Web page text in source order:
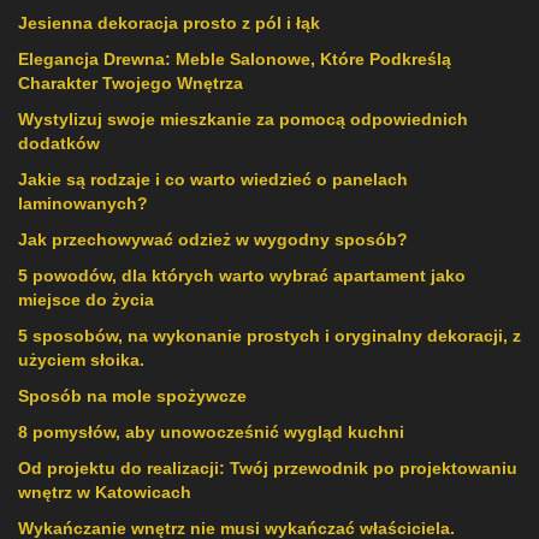
Jesienna dekoracja prosto z pól i łąk
Elegancja Drewna: Meble Salonowe, Które Podkreślą
Charakter Twojego Wnętrza
Wystylizuj swoje mieszkanie za pomocą odpowiednich
dodatków
Jakie są rodzaje i co warto wiedzieć o panelach
laminowanych?
Jak przechowywać odzież w wygodny sposób?
5 powodów, dla których warto wybrać apartament jako
miejsce do życia
5 sposobów, na wykonanie prostych i oryginalny dekoracji, z
użyciem słoika.
Sposób na mole spożywcze
8 pomysłów, aby unowocześnić wygląd kuchni
Od projektu do realizacji: Twój przewodnik po projektowaniu
wnętrz w Katowicach
Wykańczanie wnętrz nie musi wykańczać właściciela.